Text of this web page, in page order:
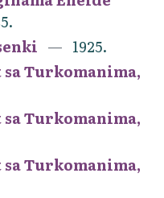
1925.
sa Turkomanima,
sa Turkomanima,
sa Turkomanima,